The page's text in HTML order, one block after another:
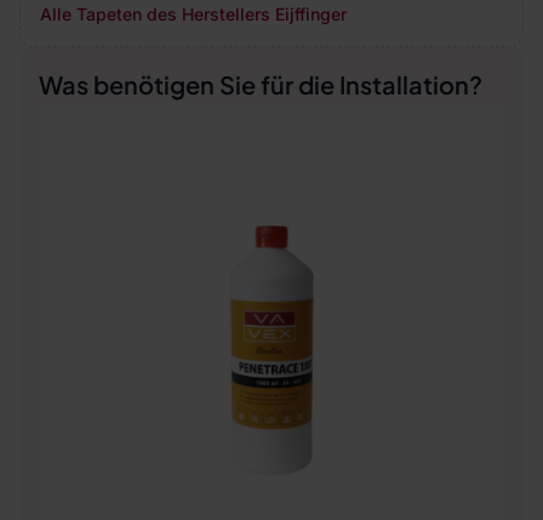
Alle Tapeten des Herstellers Eijffinger
Was benötigen Sie für die Installation?